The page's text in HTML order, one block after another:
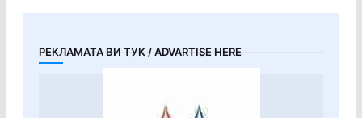
РЕКЛАМАТА ВИ ТУК / ADVARTISE HERE